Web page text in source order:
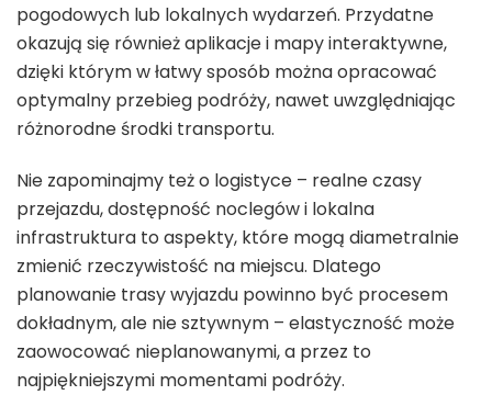
pogodowych lub lokalnych wydarzeń. Przydatne
okazują się również aplikacje i mapy interaktywne,
dzięki którym w łatwy sposób można opracować
optymalny przebieg podróży, nawet uwzględniając
różnorodne środki transportu.
Nie zapominajmy też o logistyce – realne czasy
przejazdu, dostępność noclegów i lokalna
infrastruktura to aspekty, które mogą diametralnie
zmienić rzeczywistość na miejscu. Dlatego
planowanie trasy wyjazdu powinno być procesem
dokładnym, ale nie sztywnym – elastyczność może
zaowocować nieplanowanymi, a przez to
najpiękniejszymi momentami podróży.